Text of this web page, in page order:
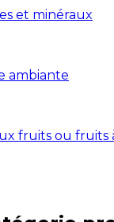
et minéraux
ambiante
fruits ou